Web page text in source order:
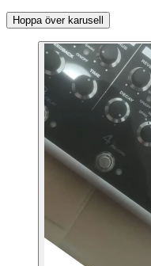
Hoppa över karusell